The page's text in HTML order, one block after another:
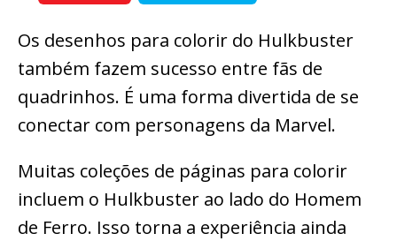
Os desenhos para colorir do Hulkbuster
também fazem sucesso entre fãs de
quadrinhos. É uma forma divertida de se
conectar com personagens da Marvel.
Muitas coleções de páginas para colorir
incluem o Hulkbuster ao lado do Homem
de Ferro. Isso torna a experiência ainda